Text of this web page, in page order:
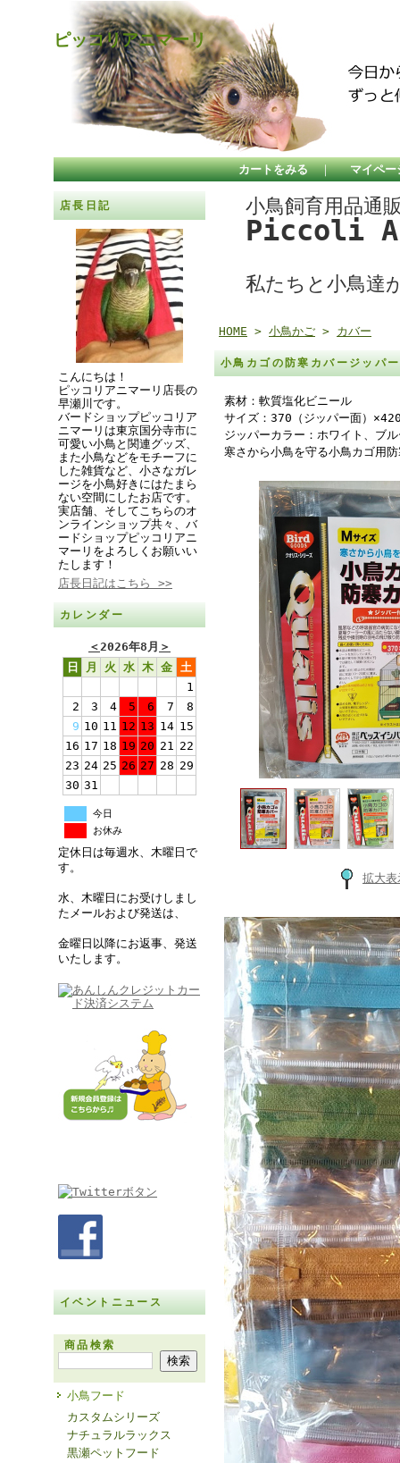
ピッコリアニマーリ
カートをみる ｜ マイペー
店長日記
こんにちは！
ピッコリアニマーリ店長の
早瀬川です。
バードショップピッコリア
ニマーリは東京国分寺市に
可愛い小鳥と関連グッズ、
また小鳥などをモチーフに
した雑貨など、小さなガレ
ージを小鳥好きにはたまら
ない空間にしたお店です。
実店舗、そしてこちらのオ
ンラインショップ共々、バ
ードショップピッコリアニ
マーリをよろしくお願いい
たします！
店長日記はこちら >>
カレンダー
＜2026年8月 ＞
日
月 火 水 木 金 土
1
2
3 4 5 6 7
8
9 10 11 12 13 14 15
16 17 18 19 20 21 22
23 24 25 26 27 28 29
30 31
今日
お休み
定休日は毎週水、木曜日で
す。
水、木曜日にお受けしまし
たメールおよび発送は、
金曜日以降にお返事、発送
いたします。
イベントニュース
商品検索
小鳥フード
カスタムシリーズ
ナチュラルラックス
黒瀬ペットフード
小鳥飼育用品通
Piccoli
私たちと小鳥達
HOME > 小鳥かご > カバー
小鳥カゴの防寒カバージッ
素材：軟質塩化ビニール
サイズ：370（ジッパー面）
ジッパーカラー：ホワイト、ブ
寒さから小鳥を守る小鳥カゴ用
拡大表